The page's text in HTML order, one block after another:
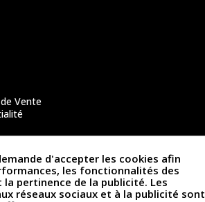
Vente
d'accepter les cookies afin
les fonctionnalités des
la pertinence de la publicité. Les
réseaux sociaux et à la publicité sont